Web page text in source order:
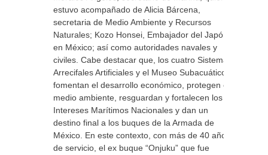
estuvo acompañado de Alicia Bárcena,
secretaria de Medio Ambiente y Recursos
Naturales; Kozo Honsei, Embajador del Japón
en México; así como autoridades navales y
civiles. Cabe destacar que, los cuatro Sistemas
Arrecifales Artificiales y el Museo Subacuático
fomentan el desarrollo económico, protegen el
medio ambiente, resguardan y fortalecen los
Intereses Marítimos Nacionales y dan un
destino final a los buques de la Armada de
México. En este contexto, con más de 40 años
de servicio, el ex buque “Onjuku” que fue